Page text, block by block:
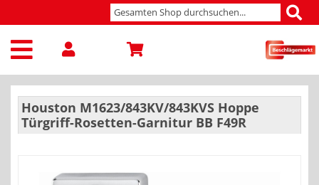
Houston M1623/843KV/843KVS Hoppe
Türgriff-Rosetten-Garnitur BB F49R